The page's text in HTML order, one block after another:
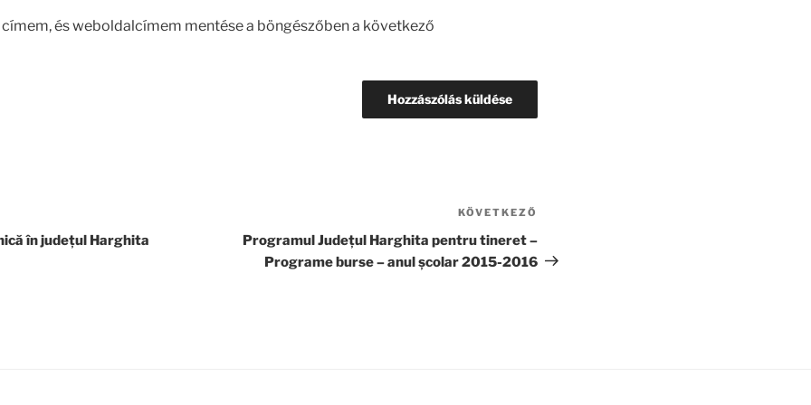
és weboldalcímem mentése a böngészőben a következő
în județul Harghita
KÖVETKEZŐ
Programul Județul Harghita pentru tineret –
Programe burse – anul școlar 2015-2016